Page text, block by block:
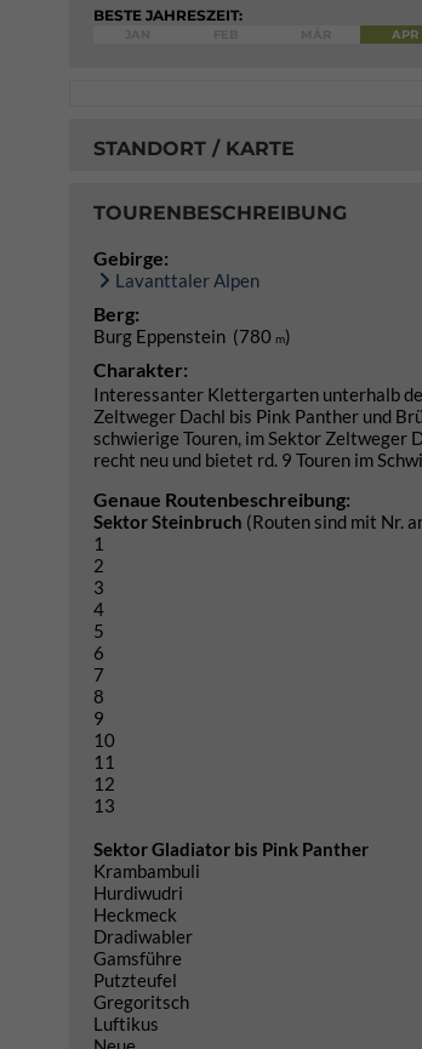
BESTE JAHRESZEIT:
APR
STANDORT / KARTE
TOURENBESCHREIBUNG
Gebirge:
Lavanttaler Alpen
Berg:
Burg Eppenstein (780 m)
Charakter:
Interessanter Klettergarten unterhalb
Zeltweger Dachl bis Pink Panther und
schwierige Touren, im Sektor Zeltweger
recht neu und bietet rd. 9 Touren im
Genaue Routenbeschreibung:
Sektor Steinbruch (Routen sind mit Nr.
1
2
3
4
5
6
7
8
9
10
11
12
13
Sektor Gladiator bis Pink Panther
Krambambuli
Hurdiwudri
Heckmeck
Dradiwabler
Gamsführe
Putzteufel
Gregoritsch
Luftikus